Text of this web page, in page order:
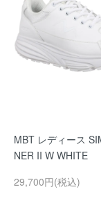
MBT レディース
NER II W WHITE
29,700円(税込)